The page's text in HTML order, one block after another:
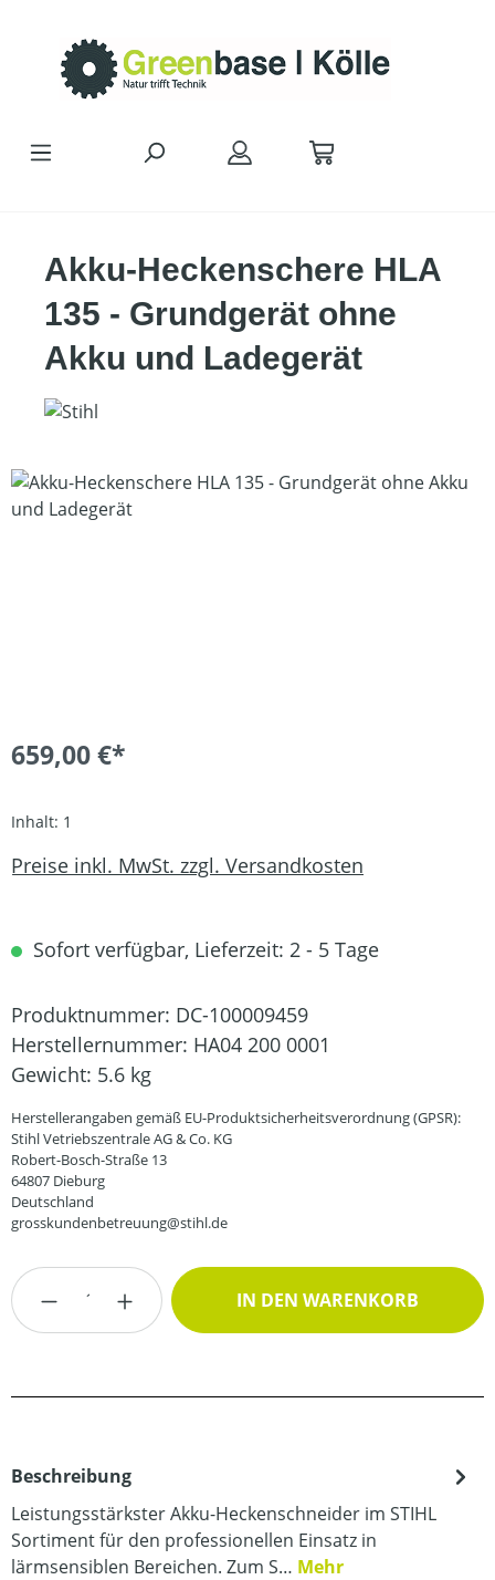
Akku-Heckenschere HLA
135 - Grundgerät ohne
Akku und Ladegerät
Bildergalerie überspringen
659,00 €*
Inhalt: 1
Preise inkl. MwSt. zzgl. Versandkosten
Sofort verfügbar, Lieferzeit: 2 - 5 Tage
Produktnummer: DC-100009459
Herstellernummer: HA04 200 0001
Gewicht: 5.6 kg
Herstellerangaben gemäß EU-Produktsicherheitsverordnung (GPSR):
Stihl Vetriebszentrale AG & Co. KG
Robert-Bosch-Straße 13
64807 Dieburg
Deutschland
grosskundenbetreuung@stihl.de
Produkt Anzahl: Gib den gewünschten
IN DEN WARENKORB
Beschreibung
Leistungsstärkster Akku-Heckenschneider im STIHL
Sortiment für den professionellen Einsatz in
lärmsensiblen Bereichen. Zum S… Mehr